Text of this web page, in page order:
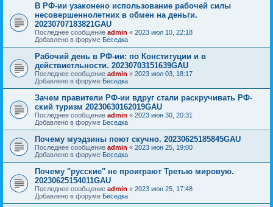
В РФ-ии узаконено использование рабочей силы
несовершеннолетних в обмен на деньги.
20230707183821GAU
Последнее сообщение admin « 2023 июл 10, 22:18
Добавлено в форуме Беседка
Рабочий день в РФ-ии: по Конституции и в
действиетльности. 20230703151639GAU
Последнее сообщение admin « 2023 июл 03, 18:17
Добавлено в форуме Беседка
Зачем правители РФ-ии вдруг стали раскручивать РФ-
ский туризм 20230630162019GAU
Последнее сообщение admin « 2023 июн 30, 20:31
Добавлено в форуме Беседка
Почему муэдзины поют скучно. 20230625185845GAU
Последнее сообщение admin « 2023 июн 25, 19:00
Добавлено в форуме Беседка
Почему "русские" не проиграют Третью мировую.
20230625154011GAU
Последнее сообщение admin « 2023 июн 25, 17:48
Добавлено в форуме Беседка